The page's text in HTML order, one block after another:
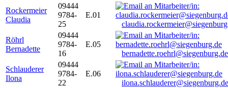
Rockermeier
Claudia
09444
9784-
25
E.01
Röhrl
Bernadette
09444
9784-
16
E.05
bernadette.roehrl@siegenburg.de
Schlauderer
Ilona
09444
9784-
22
E.06
ilona.schlauderer@siegenburg.de